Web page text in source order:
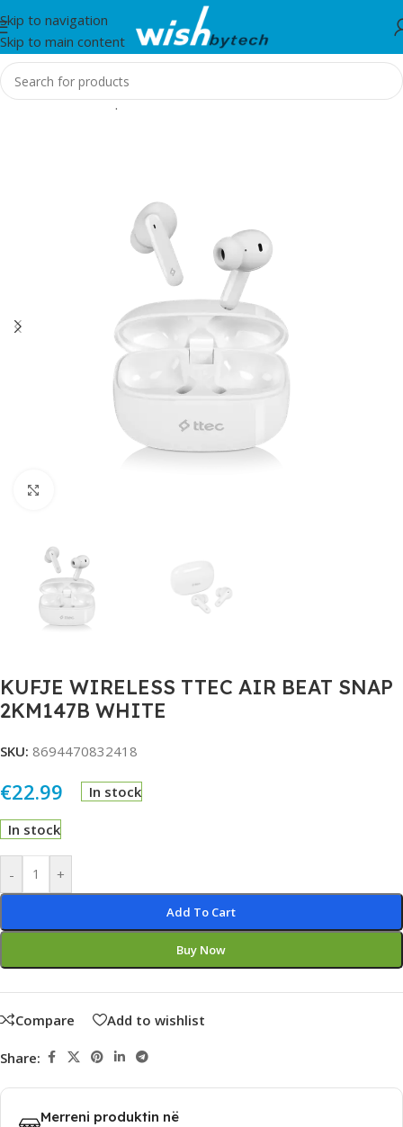
Skip to navigation
Skip to main content
Home/Aksesorë për telefon, tablet dhe smartwatch/TTEC
KUFJE WIRELESS TTEC AIR BEAT SNAP
2KM147B WHITE
SKU: 8694470832418
€22.99 In stock
In stock
- +
Add To Cart
Buy Now
Alternative:
Compare Add to wishlist
Share:
Merreni produktin në